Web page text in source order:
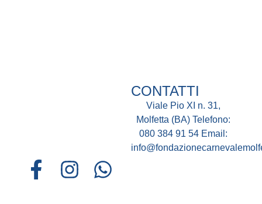
CONTATTI
Viale Pio XI n. 31,
Molfetta (BA) Telefono:
080 384 91 54 Email: